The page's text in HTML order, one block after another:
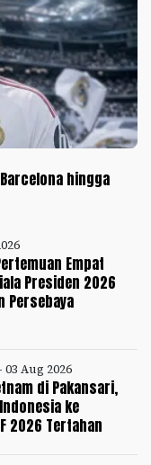
hingga
Empat
Presiden 2026
Persebaya
Aug 2026
di Pakansari,
ke
2026 Tertahan